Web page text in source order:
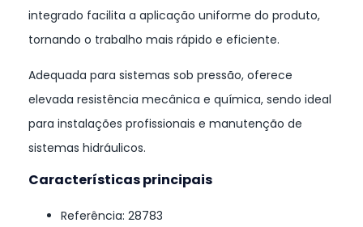
integrado facilita a aplicação uniforme do produto,
tornando o trabalho mais rápido e eficiente.
Adequada para sistemas sob pressão, oferece
elevada resistência mecânica e química, sendo ideal
para instalações profissionais e manutenção de
sistemas hidráulicos.
Características principais
Referência: 28783